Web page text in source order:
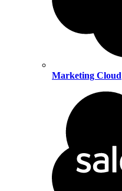
Marketing Cloud